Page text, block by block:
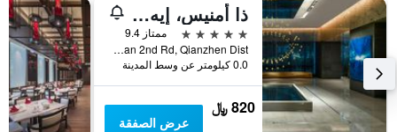
ذا أمنيس، إيه لاكشري كوليكشن هوتل، كاوهسيونج
5 نجوم
ممتاز 9.4
No.199, Zhongshan 2nd Rd, Qianzhen Dist., مدينة كاوهسيونغ, تايوان
0.0 كيلومتر عن وسط المدينة
820 ﷼
عرض الصفقة